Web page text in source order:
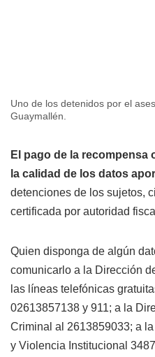
Uno de los detenidos por el
Guaymallén.
El pago de la recompensa
la calidad de los datos
detenciones de los sujetos,
certificada por autoridad
Quien disponga de algún
comunicarlo a la Dirección
las líneas telefónicas
02613857138 y 911; a la
Criminal al 2613859033; a
y Violencia Institucional